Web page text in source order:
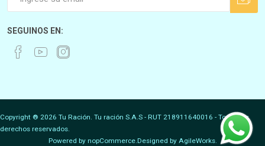
SEGUINOS EN:
Copyright ® 2026 Tu Ración. Tu ración S.A.S - RUT 218911640016 - Todos los
derechos reservados.
Powered by nopCommerce.Designed by AgileWorks.